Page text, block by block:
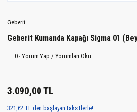
Geberit
Geberit Kumanda Kapağı Sigma 01
0 - Yorum Yap / Yorumları Oku
3.090,00 TL
321,62 TL den başlayan taksitlerle!